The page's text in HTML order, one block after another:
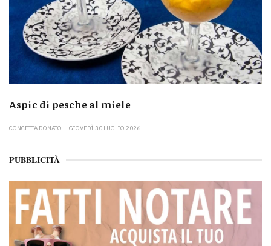
Aspic di pesche al miele
CONCETTA DONATO GIOVEDÌ 30 LUGLIO 2026
PUBBLICITÀ